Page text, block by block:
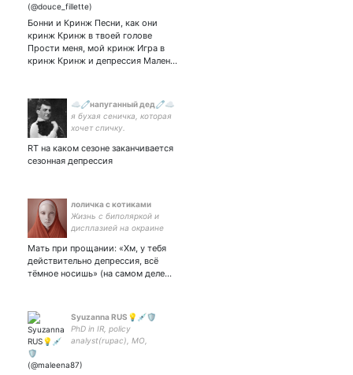
случайна навсегда 💔 //
Бонни и Кринж Песни, как они
кринж Кринж в твоей голове
Прости меня, мой кринж Игра в
кринж Кринж и депрессия Мален…
☁️🧷напуганный дед🧷☁️
я бухая сеничка, которая
хочет спичку.
RT на каком сезоне заканчивается
сезонная депрессия
лоличка с котиками
Жизнь с биполяркой и
дисплазией на окраине
интересное про биологию
Мать при прощании: «Хм, у тебя
действительно депрессия, всё
тёмное носишь» (на самом деле…
Syuzanna RUS💡💉🛡
PhD in IR, policy
analyst(rupac), МО,
against Russophobia and